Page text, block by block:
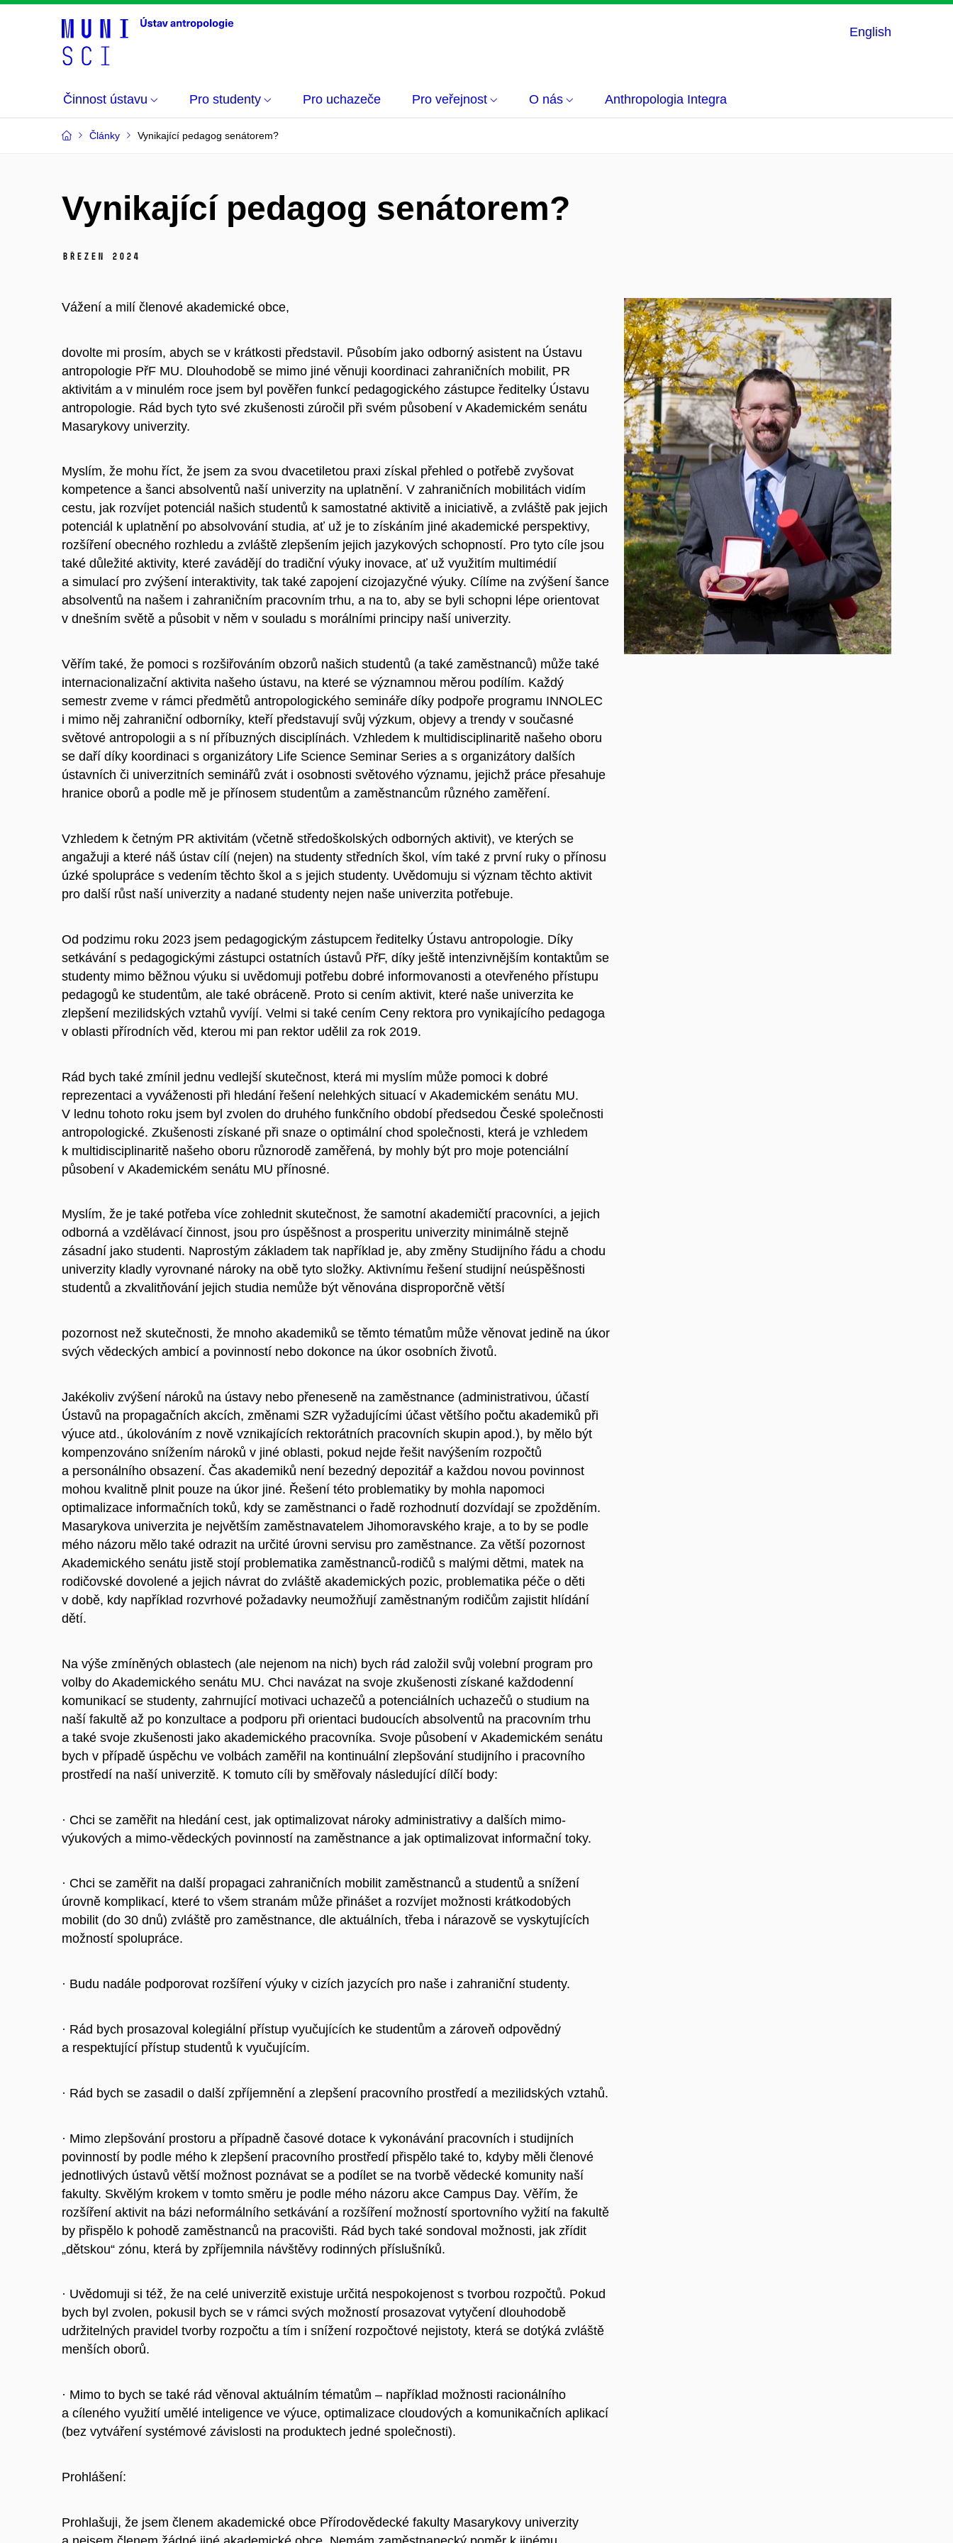
English
Činnost ústavu Pro studenty Pro uchazeče Pro veřejnost O nás Anthropologia Integra
Články Vynikající pedagog senátorem?
Vynikající pedagog senátorem?
březen 2024
Vážení a milí členové akademické obce,
dovolte mi prosím, abych se v krátkosti představil. Působím jako odborný asistent na Ústavu
antropologie PřF MU. Dlouhodobě se mimo jiné věnuji koordinaci zahraničních mobilit, PR
aktivitám a v minulém roce jsem byl pověřen funkcí pedagogického zástupce ředitelky Ústavu
antropologie. Rád bych tyto své zkušenosti zúročil při svém působení v Akademickém senátu
Masarykovy univerzity.
Myslím, že mohu říct, že jsem za svou dvacetiletou praxi získal přehled o potřebě zvyšovat
kompetence a šanci absolventů naší univerzity na uplatnění. V zahraničních mobilitách vidím
cestu, jak rozvíjet potenciál našich studentů k samostatné aktivitě a iniciativě, a zvláště pak jejich
potenciál k uplatnění po absolvování studia, ať už je to získáním jiné akademické perspektivy,
rozšíření obecného rozhledu a zvláště zlepšením jejich jazykových schopností. Pro tyto cíle jsou
také důležité aktivity, které zavádějí do tradiční výuky inovace, ať už využitím multimédií
a simulací pro zvýšení interaktivity, tak také zapojení cizojazyčné výuky. Cílíme na zvýšení šance
absolventů na našem i zahraničním pracovním trhu, a na to, aby se byli schopni lépe orientovat
v dnešním světě a působit v něm v souladu s morálními principy naší univerzity.
Věřím také, že pomoci s rozšiřováním obzorů našich studentů (a také zaměstnanců) může také
internacionalizační aktivita našeho ústavu, na které se významnou měrou podílím. Každý
semestr zveme v rámci předmětů antropologického semináře díky podpoře programu INNOLEC
i mimo něj zahraniční odborníky, kteří představují svůj výzkum, objevy a trendy v současné
světové antropologii a s ní příbuzných disciplínách. Vzhledem k multidisciplinaritě našeho oboru
se daří díky koordinaci s organizátory Life Science Seminar Series a s organizátory dalších
ústavních či univerzitních seminářů zvát i osobnosti světového významu, jejichž práce přesahuje
hranice oborů a podle mě je přínosem studentům a zaměstnancům různého zaměření.
Vzhledem k četným PR aktivitám (včetně středoškolských odborných aktivit), ve kterých se
angažuji a které náš ústav cílí (nejen) na studenty středních škol, vím také z první ruky o přínosu
úzké spolupráce s vedením těchto škol a s jejich studenty. Uvědomuju si význam těchto aktivit
pro další růst naší univerzity a nadané studenty nejen naše univerzita potřebuje.
Od podzimu roku 2023 jsem pedagogickým zástupcem ředitelky Ústavu antropologie. Díky
setkávání s pedagogickými zástupci ostatních ústavů PřF, díky ještě intenzivnějším kontaktům se
studenty mimo běžnou výuku si uvědomuji potřebu dobré informovanosti a otevřeného přístupu
pedagogů ke studentům, ale také obráceně. Proto si cením aktivit, které naše univerzita ke
zlepšení mezilidských vztahů vyvíjí. Velmi si také cením Ceny rektora pro vynikajícího pedagoga
v oblasti přírodních věd, kterou mi pan rektor udělil za rok 2019.
Rád bych také zmínil jednu vedlejší skutečnost, která mi myslím může pomoci k dobré
reprezentaci a vyváženosti při hledání řešení nelehkých situací v Akademickém senátu MU.
V lednu tohoto roku jsem byl zvolen do druhého funkčního období předsedou České společnosti
antropologické. Zkušenosti získané při snaze o optimální chod společnosti, která je vzhledem
k multidisciplinaritě našeho oboru různorodě zaměřená, by mohly být pro moje potenciální
působení v Akademickém senátu MU přínosné.
Myslím, že je také potřeba více zohlednit skutečnost, že samotní akademičtí pracovníci, a jejich
odborná a vzdělávací činnost, jsou pro úspěšnost a prosperitu univerzity minimálně stejně
zásadní jako studenti. Naprostým základem tak například je, aby změny Studijního řádu a chodu
univerzity kladly vyrovnané nároky na obě tyto složky. Aktivnímu řešení studijní neúspěšnosti
studentů a zkvalitňování jejich studia nemůže být věnována disproporčně větší
pozornost než skutečnosti, že mnoho akademiků se těmto tématům může věnovat jedině na úkor
svých vědeckých ambicí a povinností nebo dokonce na úkor osobních životů.
Jakékoliv zvýšení nároků na ústavy nebo přeneseně na zaměstnance (administrativou, účastí
Ústavů na propagačních akcích, změnami SZR vyžadujícími účast většího počtu akademiků při
výuce atd., úkolováním z nově vznikajících rektorátních pracovních skupin apod.), by mělo být
kompenzováno snížením nároků v jiné oblasti, pokud nejde řešit navýšením rozpočtů
a personálního obsazení. Čas akademiků není bezedný depozitář a každou novou povinnost
mohou kvalitně plnit pouze na úkor jiné. Řešení této problematiky by mohla napomoci
optimalizace informačních toků, kdy se zaměstnanci o řadě rozhodnutí dozvídají se zpožděním.
Masarykova univerzita je největším zaměstnavatelem Jihomoravského kraje, a to by se podle
mého názoru mělo také odrazit na určité úrovni servisu pro zaměstnance. Za větší pozornost
Akademického senátu jistě stojí problematika zaměstnanců-rodičů s malými dětmi, matek na
rodičovské dovolené a jejich návrat do zvláště akademických pozic, problematika péče o děti
v době, kdy například rozvrhové požadavky neumožňují zaměstnaným rodičům zajistit hlídání
dětí.
Na výše zmíněných oblastech (ale nejenom na nich) bych rád založil svůj volební program pro
volby do Akademického senátu MU. Chci navázat na svoje zkušenosti získané každodenní
komunikací se studenty, zahrnující motivaci uchazečů a potenciálních uchazečů o studium na
naší fakultě až po konzultace a podporu při orientaci budoucích absolventů na pracovním trhu
a také svoje zkušenosti jako akademického pracovníka. Svoje působení v Akademickém senátu
bych v případě úspěchu ve volbách zaměřil na kontinuální zlepšování studijního i pracovního
prostředí na naší univerzitě. K tomuto cíli by směřovaly následující dílčí body:
· Chci se zaměřit na hledání cest, jak optimalizovat nároky administrativy a dalších mimo-
výukových a mimo-vědeckých povinností na zaměstnance a jak optimalizovat informační toky.
· Chci se zaměřit na další propagaci zahraničních mobilit zaměstnanců a studentů a snížení
úrovně komplikací, které to všem stranám může přinášet a rozvíjet možnosti krátkodobých
mobilit (do 30 dnů) zvláště pro zaměstnance, dle aktuálních, třeba i nárazově se vyskytujících
možností spolupráce.
· Budu nadále podporovat rozšíření výuky v cizích jazycích pro naše i zahraniční studenty.
· Rád bych prosazoval kolegiální přístup vyučujících ke studentům a zároveň odpovědný
a respektující přístup studentů k vyučujícím.
· Rád bych se zasadil o další zpříjemnění a zlepšení pracovního prostředí a mezilidských vztahů.
· Mimo zlepšování prostoru a případně časové dotace k vykonávání pracovních i studijních
povinností by podle mého k zlepšení pracovního prostředí přispělo také to, kdyby měli členové
jednotlivých ústavů větší možnost poznávat se a podílet se na tvorbě vědecké komunity naší
fakulty. Skvělým krokem v tomto směru je podle mého názoru akce Campus Day. Věřím, že
rozšíření aktivit na bázi neformálního setkávání a rozšíření možností sportovního vyžití na fakultě
by přispělo k pohodě zaměstnanců na pracovišti. Rád bych také sondoval možnosti, jak zřídit
„dětskou“ zónu, která by zpříjemnila návštěvy rodinných příslušníků.
· Uvědomuji si též, že na celé univerzitě existuje určitá nespokojenost s tvorbou rozpočtů. Pokud
bych byl zvolen, pokusil bych se v rámci svých možností prosazovat vytyčení dlouhodobě
udržitelných pravidel tvorby rozpočtu a tím i snížení rozpočtové nejistoty, která se dotýká zvláště
menších oborů.
· Mimo to bych se také rád věnoval aktuálním tématům – například možnosti racionálního
a cíleného využití umělé inteligence ve výuce, optimalizace cloudových a komunikačních aplikací
(bez vytváření systémové závislosti na produktech jedné společnosti).
Prohlášení:
Prohlašuji, že jsem členem akademické obce Přírodovědecké fakulty Masarykovy univerzity